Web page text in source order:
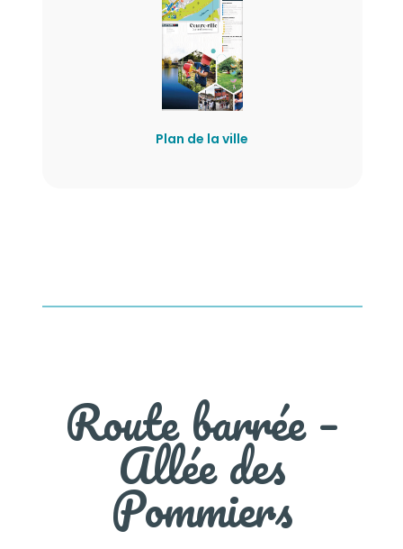
Plan de la ville
Route barrée –
Allée des
Pommiers